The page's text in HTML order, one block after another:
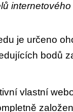
je určeno
bodů
vlastní